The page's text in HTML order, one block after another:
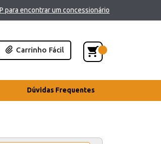
para encontrar um concessionário
Carrinho Fácil
Dúvidas Frequentes